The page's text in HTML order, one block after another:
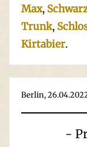
Max,
Trunk,
Kirtabier.
Berlin,
-